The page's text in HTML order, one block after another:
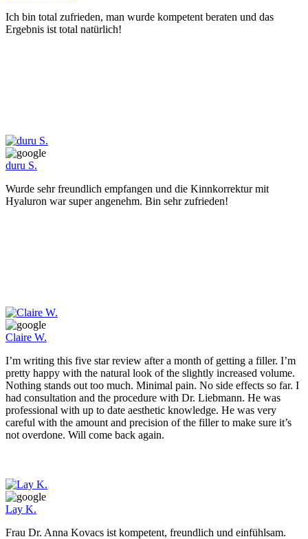
Ich bin total zufrieden, man wurde kompetent beraten und das
Ergebnis ist total natürlich!
duru S.
Wurde sehr freundlich empfangen und die Kinnkorrektur mit
Hyaluron war super angenehm. Bin sehr zufrieden!
Claire W.
I’m writing this five star review after a month of getting a filler. I’m
pretty happy with the natural look of the slightly increased volume.
Nothing stands out too much. Minimal pain. No side effects so far. I
had consultation and the procedure with Dr. Liebmann. He was
professional with up to date aesthetic knowledge. He was very
careful with the amount and precision of the filler to make sure it’s
not overdone. Will come back again.
Lay K.
Frau Dr. Anna Kovacs ist kompetent, freundlich und einfühlsam.